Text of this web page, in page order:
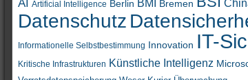
AI Artificial Intelligence Berlin BMI Bremen
Datenschutz
Informationelle Selbstbestimmung Innovation IT-
Kritische Infrastrukturen Künstliche Intelligenz